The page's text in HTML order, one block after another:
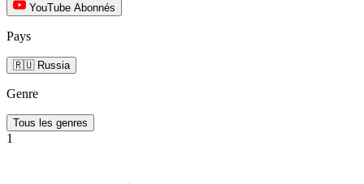
YouTube Abonnés
Pays
🇷🇺 Russia
Genre
Tous les genres
1